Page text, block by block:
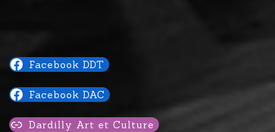
Facebook DDT
Facebook DAC
Dardilly Art et Culture